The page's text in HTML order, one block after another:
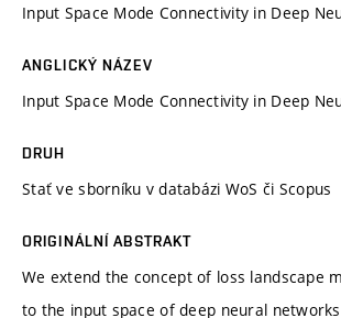
Input Space Mode Connectivity in Deep
ANGLICKÝ NÁZEV
Input Space Mode Connectivity in Deep
DRUH
Stať ve sborníku v databázi WoS či Scopus
ORIGINÁLNÍ ABSTRAKT
We extend the concept of loss landscape
to the input space of deep neural